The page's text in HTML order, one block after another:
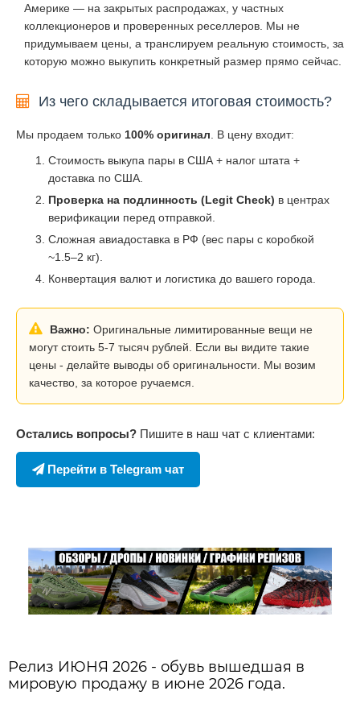
Америке — на закрытых распродажах, у частных
коллекционеров и проверенных реселлеров. Мы не
придумываем цены, а транслируем реальную стоимость, за
которую можно выкупить конкретный размер прямо сейчас.
Из чего складывается итоговая стоимость?
Мы продаем только 100% оригинал . В цену входит:
Стоимость выкупа пары в США + налог штата +
доставка по США.
Проверка на подлинность (Legit Check) в центрах
верификации перед отправкой.
Сложная авиадоставка в РФ (вес пары с коробкой
~1.5–2 кг).
Конвертация валют и логистика до вашего города.
Важно: Оригинальные лимитированные вещи не
могут стоить 5-7 тысяч рублей. Если вы видите такие
цены - делайте выводы об оригинальности. Мы возим
качество, за которое ручаемся.
Остались вопросы? Пишите в наш чат с клиентами:
Перейти в Telegram чат
Релиз ИЮНЯ 2026 - обувь вышедшая в
мировую продажу в июне 2026 года.